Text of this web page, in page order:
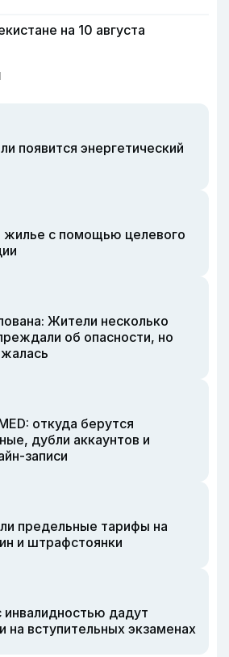
на 10 августа
появится энергетический
жилье с помощью целевого
Жители несколько
об опасности, но
откуда берутся
дубли аккаунтов и
записи
предельные тарифы на
и штрафстоянки
инвалидностью дадут
вступительных экзаменах